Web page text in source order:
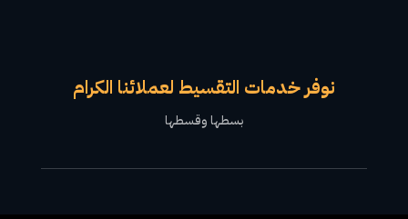
نوفر خدمات التقسيط لعملائنا الكرام
بسطها وقسطها